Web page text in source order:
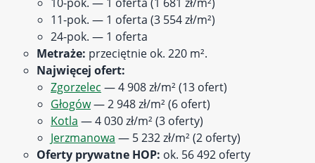
11-pok. — 1 oferta (3 554 zł/m²)
24-pok. — 1 oferta
Metraże: przeciętnie ok. 220 m².
Najwięcej ofert:
Zgorzelec — 4 908 zł/m² (13 ofert)
Głogów— 2 948 zł/m² (6 ofert)
Kotla — 4 030 zł/m² (3 oferty)
Jerzmanowa — 5 232 zł/m² (2 oferty)
Oferty prywatne HOP: ok. 56 492 oferty